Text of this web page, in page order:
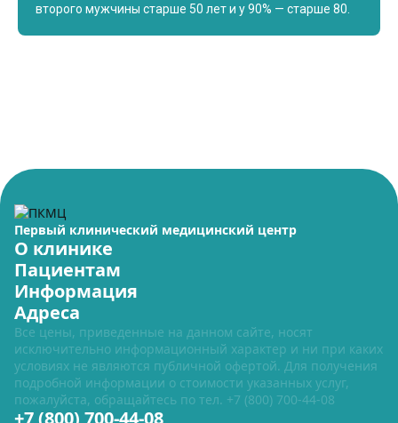
второго мужчины старше 50 лет и у 90% — старше 80.
Первый клинический медицинский центр
О клинике
Пациентам
Информация
Адреса
Все цены, приведенные на данном сайте, носят
исключительно информационный характер и ни при каких
условиях не являются публичной офертой. Для получения
подробной информации о стоимости указанных услуг,
пожалуйста, обращайтесь по тел. +7 (800) 700-44-08